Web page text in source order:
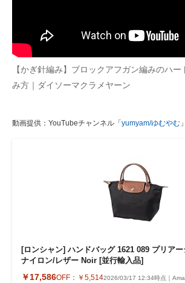
【かぎ針編み】ブロックアフガン編みのハ
み方｜ダイソーマクラメヤーン
動画提供：YouTubeチャンネル「 yumyam/ゆむやむ 」
[ロンシャン] ハンドバッグ 1621 089 プリア
ナイロン/レザー Noir [並行輸入品]
￥17,586OFF： ￥5,5142026/03/17 12:34時点｜